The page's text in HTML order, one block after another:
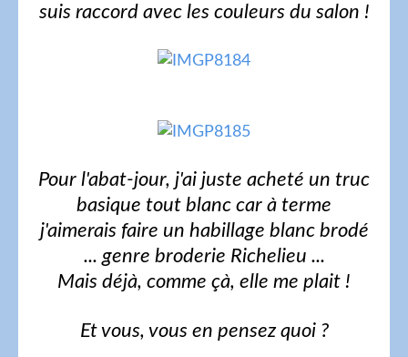
suis raccord avec les couleurs du salon !
Pour l'abat-jour, j'ai juste acheté un truc
basique tout blanc car à terme
j'aimerais faire un habillage blanc brodé
... genre broderie Richelieu ...
Mais déjà, comme çà, elle me plait !
Et vous, vous en pensez quoi ?